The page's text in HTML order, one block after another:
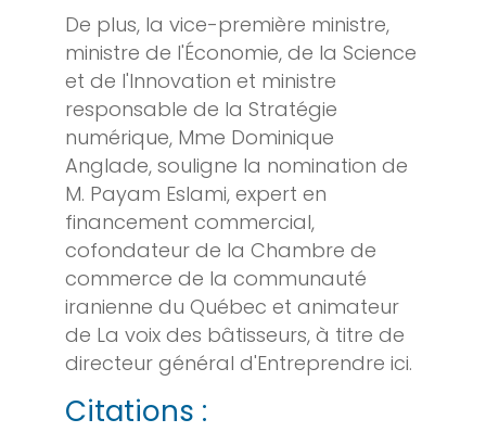
De plus, la vice-première ministre,
ministre de l'Économie, de la Science
et de l'Innovation et ministre
responsable de la Stratégie
numérique, Mme Dominique
Anglade, souligne la nomination de
M. Payam Eslami, expert en
financement commercial,
cofondateur de la Chambre de
commerce de la communauté
iranienne du Québec et animateur
de La voix des bâtisseurs, à titre de
directeur général d'Entreprendre ici.
Citations :